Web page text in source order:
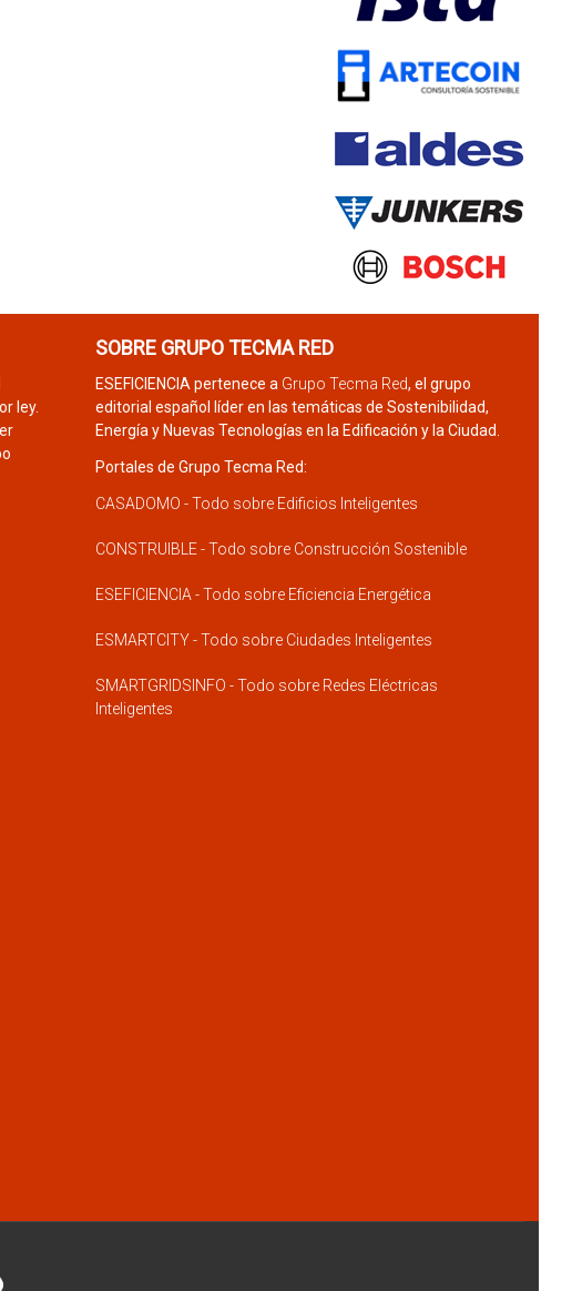
ley.
SOBRE GRUPO TECMA RED
ESEFICIENCIA pertenece a Grupo Tecma Red, el grupo
editorial español líder en las temáticas de Sostenibilidad,
Energía y Nuevas Tecnologías en la Edificación y la Ciudad.
Portales de Grupo Tecma Red:
CASADOMO - Todo sobre Edificios Inteligentes
CONSTRUIBLE - Todo sobre Construcción Sostenible
ESEFICIENCIA - Todo sobre Eficiencia Energética
ESMARTCITY - Todo sobre Ciudades Inteligentes
SMARTGRIDSINFO - Todo sobre Redes Eléctricas
Inteligentes